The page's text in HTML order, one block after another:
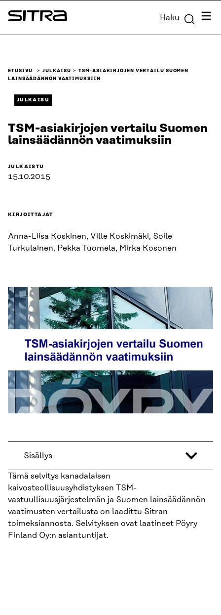
Siirry
suoraan
Sitra Haku
ETUSIVU JULKAISU
TSM-ASIAKIRJOJEN VERTAILU SUOMEN
LAINSÄÄDÄNNÖN VAATIMUKSIIN
JULKAISU
TSM-asiakirjojen vertailu Suomen
lainsäädännön vaatimuksiin
JULKAISTU
15.10.2015
KIRJOITTAJAT
Anna-Liisa Koskinen, Ville Koskimäki, Soile
Turkulainen, Pekka Tuomela, Mirka Kosonen
Sisällys
Tämä selvitys kanadalaisen
kaivosteollisuusyhdistyksen TSM-
vastuullisuusjärjestelmän ja Suomen lainsäädännön
vaatimusten vertailusta on laadittu Sitran
toimeksiannosta. Selvityksen ovat laatineet Pöyry
Finland Oy:n asiantuntijat.